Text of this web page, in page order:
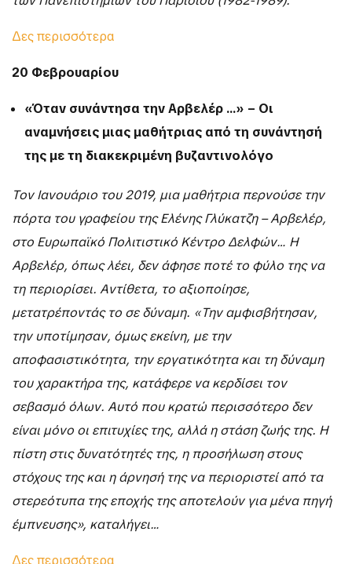
Δες περισσότερα
20 Φεβρουαρίου
«Όταν συνάντησα την Αρβελέρ …» – Οι
αναμνήσεις μιας μαθήτριας από τη συνάντησή
της με τη διακεκριμένη βυζαντινολόγο
Τον Ιανουάριο του 2019, μια μαθήτρια περνούσε την
πόρτα του γραφείου της Ελένης Γλύκατζη – Αρβελέρ,
στο Ευρωπαϊκό Πολιτιστικό Κέντρο Δελφών… Η
Αρβελέρ, όπως λέει, δεν άφησε ποτέ το φύλο της να
τη περιορίσει. Αντίθετα, το αξιοποίησε,
μετατρέποντάς το σε δύναμη. «Την αμφισβήτησαν,
την υποτίμησαν, όμως εκείνη, με την
αποφασιστικότητα, την εργατικότητα και τη δύναμη
του χαρακτήρα της, κατάφερε να κερδίσει τον
σεβασμό όλων. Αυτό που κρατώ περισσότερο δεν
είναι μόνο οι επιτυχίες της, αλλά η στάση ζωής της. Η
πίστη στις δυνατότητές της, η προσήλωση στους
στόχους της και η άρνησή της να περιοριστεί από τα
στερεότυπα της εποχής της αποτελούν για μένα πηγή
έμπνευσης», καταλήγει…